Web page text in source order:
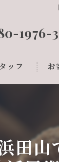
1976-
ッフ お
田